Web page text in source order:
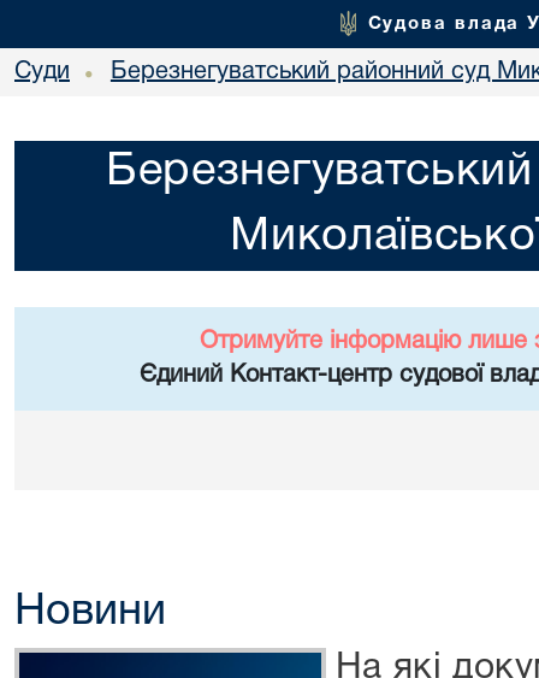
Судова влада
Суди • Березнегуватський районний суд
Отримуйте інформацію лише
Єдиний Контакт-центр судової
Новини
На які